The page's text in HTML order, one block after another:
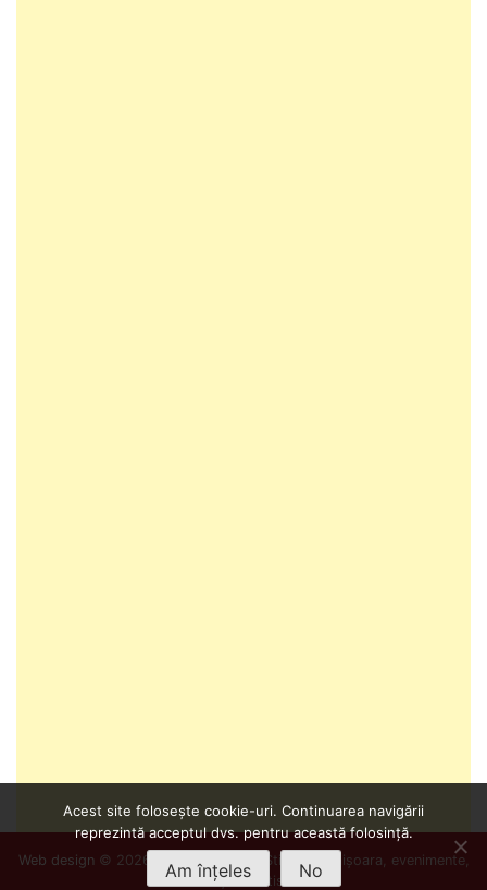
Web design © 2026 Info Timișoara
- Știri din Timișoara, evenimente,
cultură și divertisment
Acest site folosește cookie-uri. Continuarea navigării
reprezintă acceptul dvs. pentru această folosință.
Am înțeles No